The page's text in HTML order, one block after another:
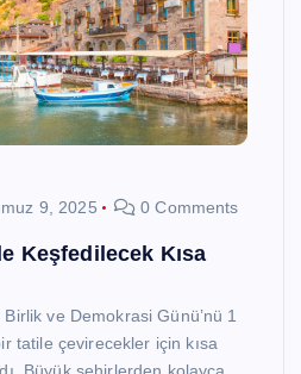
9, 2025 0 Comments
Keşfedilecek Kısa
ve Demokrasi Günü’nü 1
tatile çevirecekler için kısa